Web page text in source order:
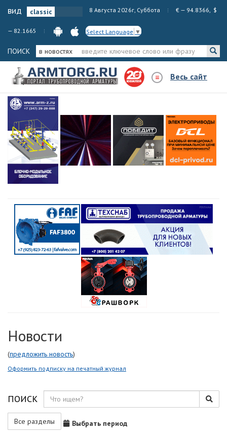
вид 8 Августа 2026г, Суббота € — 94.8366, $
— 82.1665 Select Language ▼
ПОИСК в новостях
Весь сайт
Новости
(предложить новость)
Оформить подписку на печатный журнал
ПОИСК
Все разделы Выбрать период